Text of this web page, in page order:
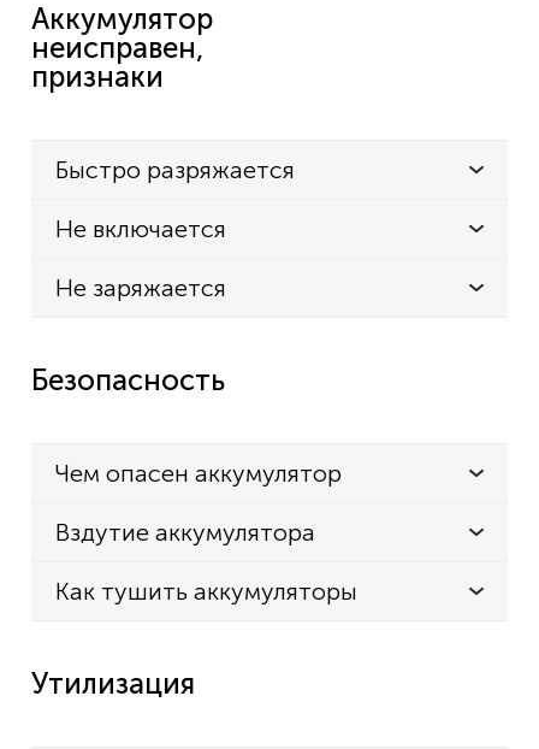
Аккумулятор
неисправен,
признаки
Быстро разряжается
Не включается
Не заряжается
Безопасность
Чем опасен аккумулятор
Вздутие аккумулятора
Как тушить аккумуляторы
Утилизация